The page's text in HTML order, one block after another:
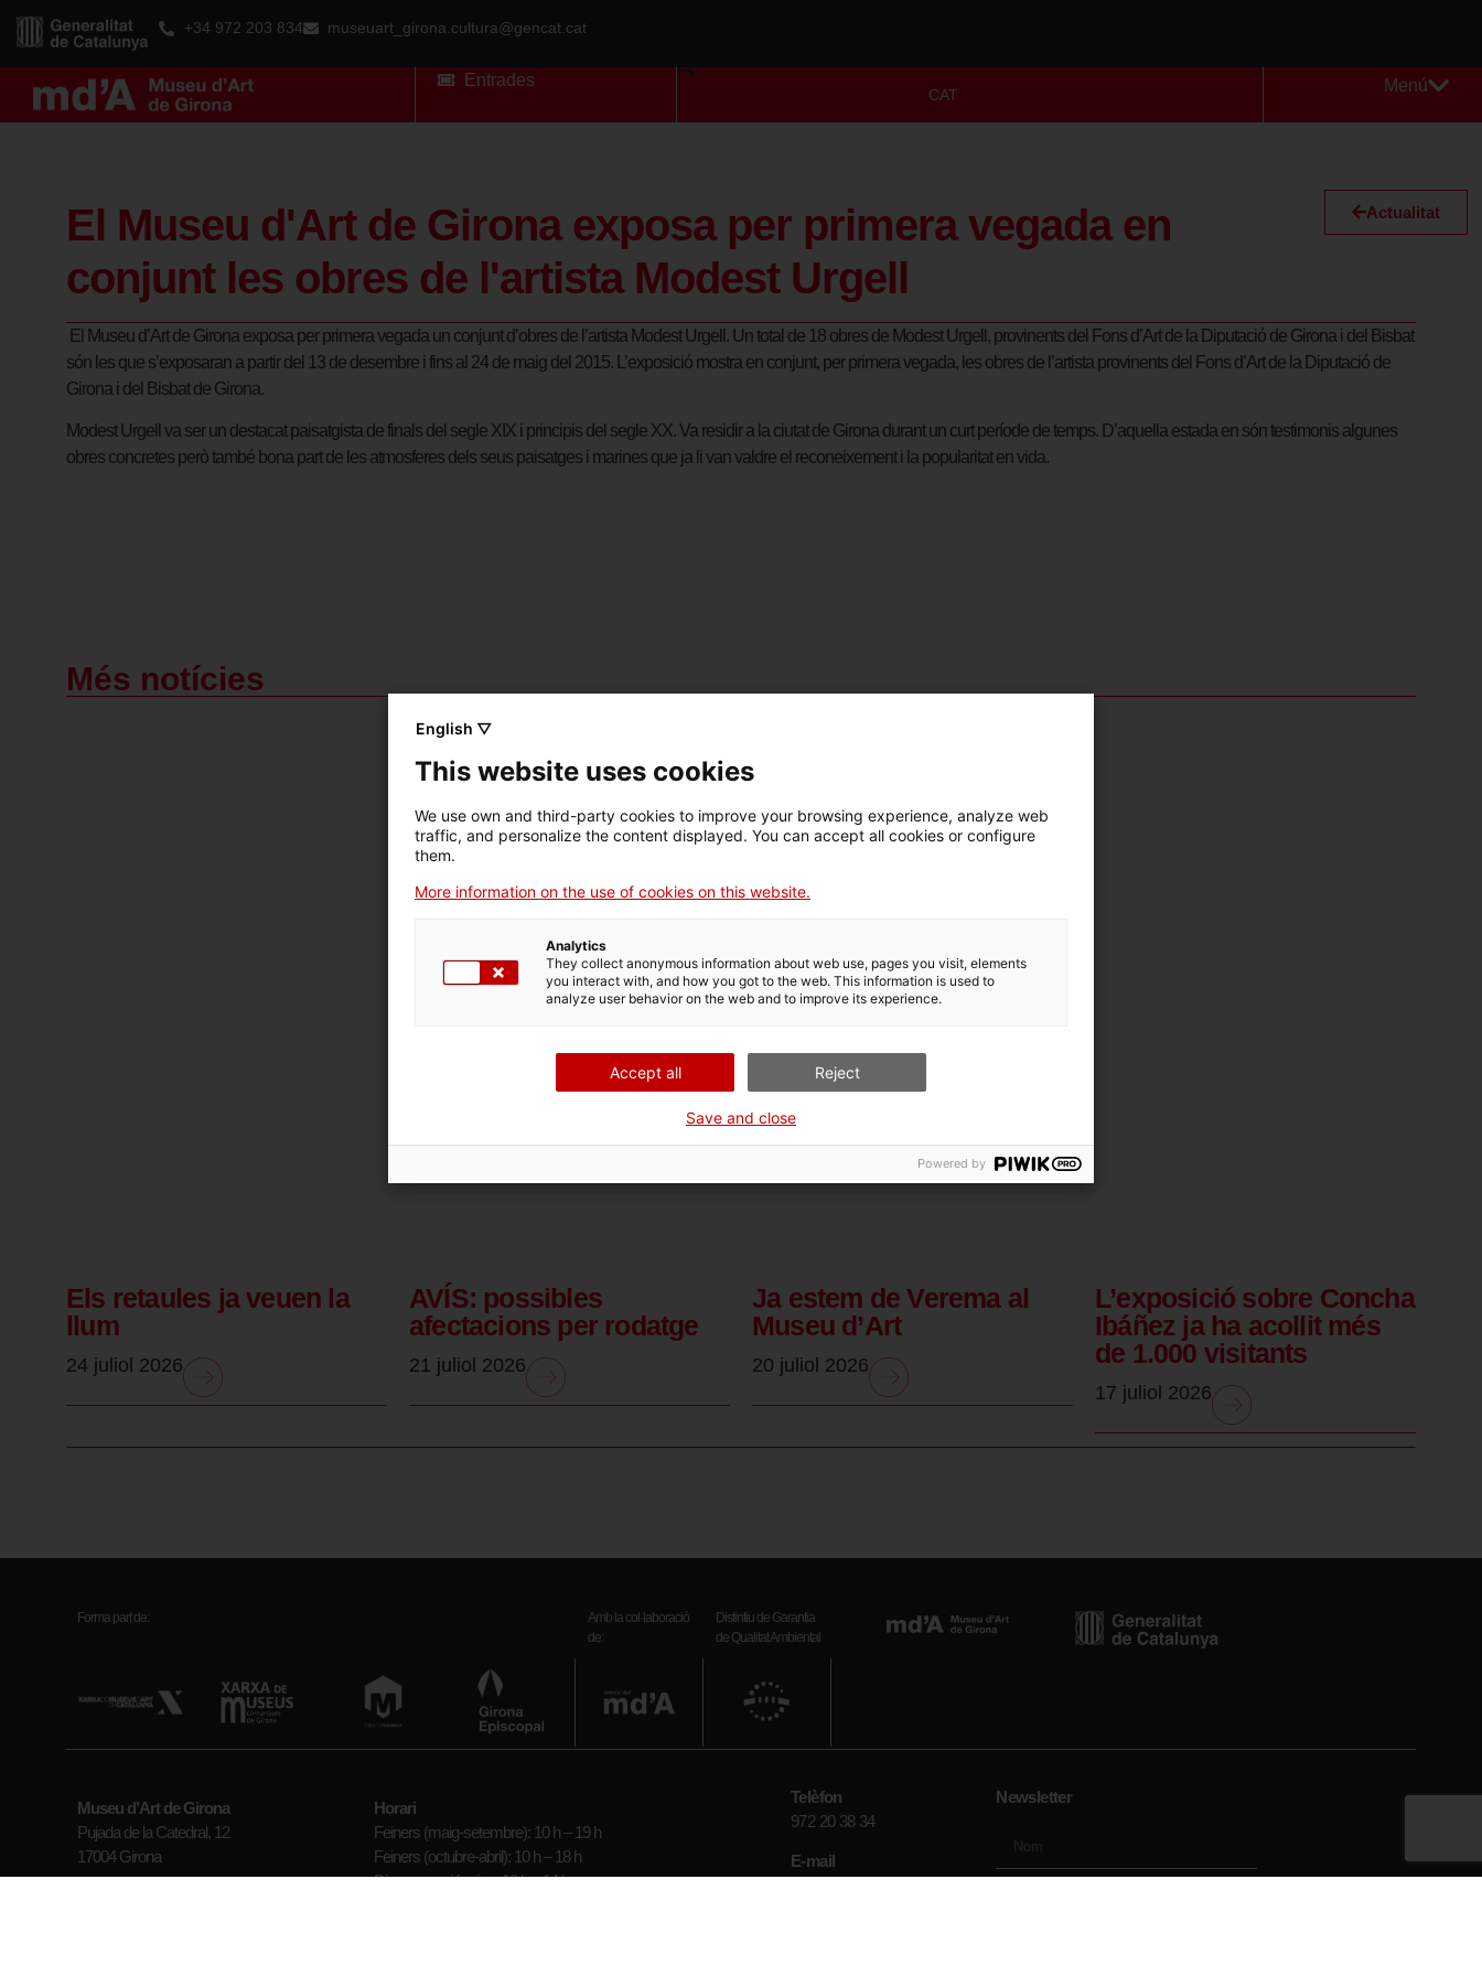
+34 972 203 834 museuart_girona.cultura@gencat.cat
Entrades
CAT
Menú
El Museu d'Art de Girona exposa per primera vegada en
conjunt les obres de l'artista Modest Urgell
Actualitat
El Museu d’Art de Girona exposa per primera vegada un conjunt d’obres de l’artista Modest Urgell. Un total de 18 obres de Modest Urgell, provinents del Fons d’Art de la Diputació de Girona i del Bisbat
són les que s’exposaran a partir del 13 de desembre i fins al 24 de maig del 2015. L’exposició mostra en conjunt, per primera vegada, les obres de l’artista provinents del Fons d’Art de la Diputació de
Girona i del Bisbat de Girona.
Modest Urgell va ser un destacat paisatgista de finals del segle XIX i principis del segle XX. Va residir a la ciutat de Girona durant un curt període de temps. D’aquella estada en són testimonis algunes
obres concretes però també bona part de les atmosferes dels seus paisatges i marines que ja li van valdre el reconeixement i la popularitat en vida.
Més notícies
Els retaules ja veuen la
llum
24 juliol 2026
AVÍS: possibles
afectacions per rodatge
21 juliol 2026
Ja estem de Verema al
Museu d’Art
20 juliol 2026
L’exposició sobre Concha
Ibáñez ja ha acollit més
de 1.000 visitants
17 juliol 2026
Forma part de:
Amb la col·laboració
de:
Distintiu de Garantia
de Qualitat Ambiental
Museu d’Art de Girona
Pujada de la Catedral, 12
17004 Girona
Horari
Feiners (maig-setembre): 10 h – 19 h
Feiners (octubre-abril): 10 h – 18 h
Diumenges i festius: 10 h – 14 h
Telèfon
972 20 38 34
E-mail
Newsletter
English ▽
This website uses cookies
We use own and third-party cookies to improve your browsing experience, analyze web
traffic, and personalize the content displayed. You can accept all cookies or configure
them.
More information on the use of cookies on this website.
Analytics
They collect anonymous information about web use, pages you visit, elements
you interact with, and how you got to the web. This information is used to
analyze user behavior on the web and to improve its experience.
Accept all Reject
Save and close
Powered by